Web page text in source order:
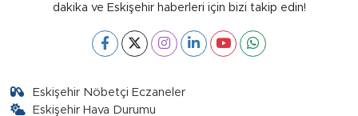
dakika ve Eskişehir haberleri için bizi takip edin!
Eskişehir Nöbetçi Eczaneler
Eskişehir Hava Durumu